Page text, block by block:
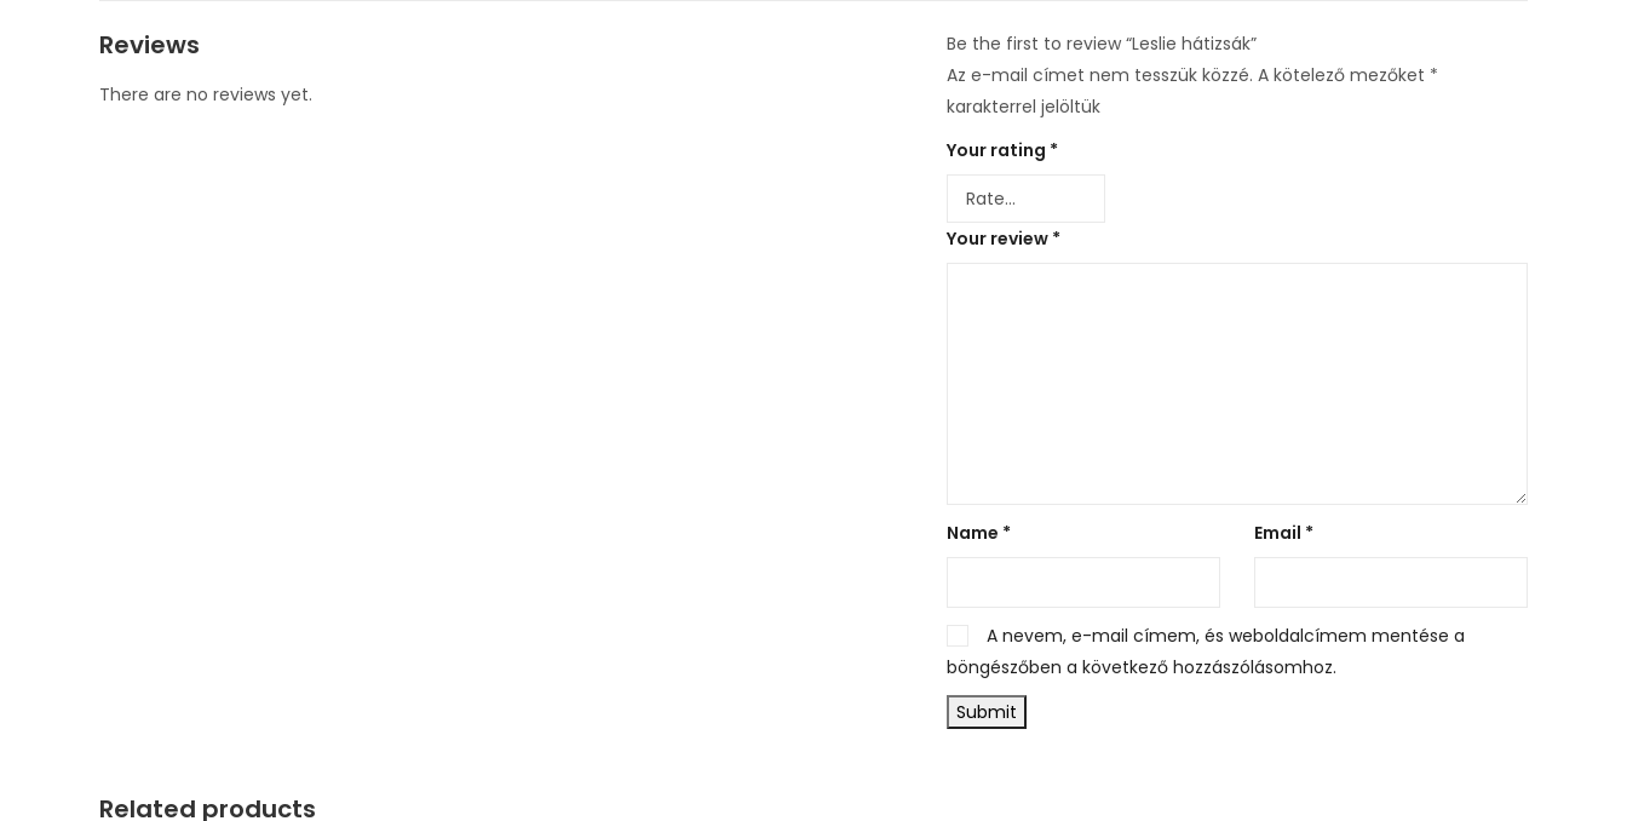
Reviews
There are no reviews yet.
Be the first to review “Leslie hátizsák”
Az e-mail címet nem tesszük közzé. A kötelező mezőket *
karakterrel jelöltük
Your rating *
Your review *
Name * Email *
A nevem, e-mail címem, és weboldalcímem mentése a
böngészőben a következő hozzászólásomhoz.
Related products